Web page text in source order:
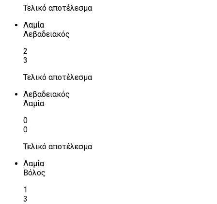
Τελικό αποτέλεσμα
Λαμία
Λεβαδειακός
2
3
Τελικό αποτέλεσμα
Λεβαδειακός
Λαμία
0
0
Τελικό αποτέλεσμα
Λαμία
Βόλος
1
3